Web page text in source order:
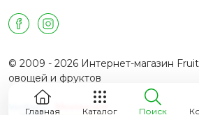
© 2009 - 2026 Интернет-магазин
овощей и фруктов
Главная Каталог Поиск